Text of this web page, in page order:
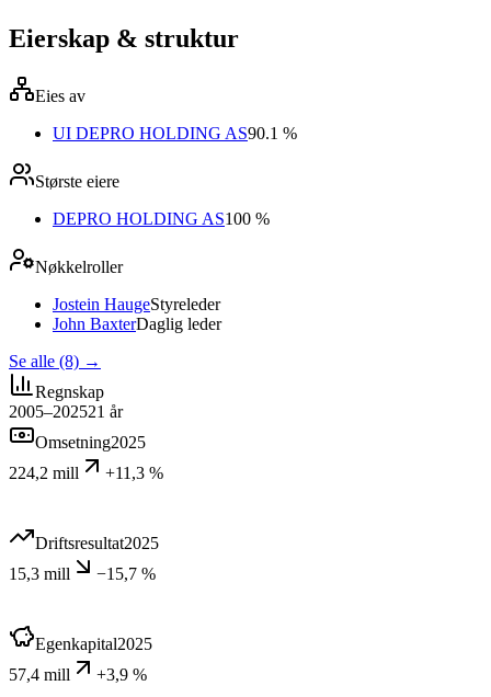
Eierskap & struktur
Eies av
UI DEPRO HOLDING AS90.1 %
Største eiere
DEPRO HOLDING AS100 %
Nøkkelroller
Jostein HaugeStyreleder
John BaxterDaglig leder
Se alle (8) →
Regnskap
2005–202521 år
Omsetning2025
224,2 mill
+11,3 %
Driftsresultat2025
15,3 mill
−15,7 %
Egenkapital2025
57,4 mill
+3,9 %